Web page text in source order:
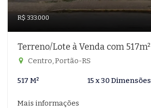
R$ 333.000
Terreno/Lote à Venda com 517m²
Centro, Portão-RS
517 M² 15 x 30 Dimensões
Mais informações